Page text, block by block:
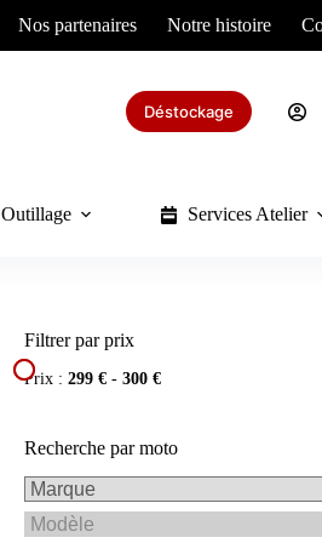
Nos partenaires Notre histoire
Déstockage
Outillage Services Atelier
Filtrer par prix
Prix :299 € -300 €
Recherche par moto